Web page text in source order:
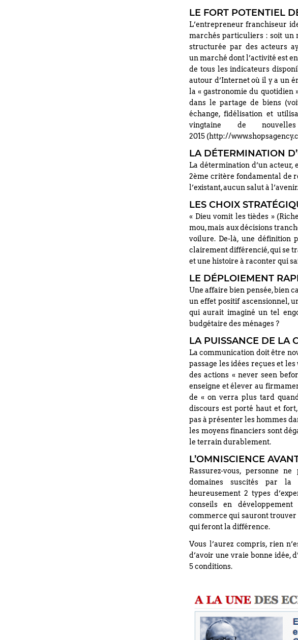
LE FORT POTENTIEL
L’entrepreneur franchiseur
marchés particuliers : soit un
structurée par des acteurs
un marché dont l’activité est
de tous les indicateurs
autour d’Internet où il y a un
la « gastronomie du quotidien
dans le partage de biens
échange, fidélisation et
vingtaine de
2015 (http://
LA DÉTERMINATION
La détermination d’un acteur,
2ème critère fondamental de
l’existant, aucun salut à l’avenir.
LES CHOIX
« Dieu vomit les tièdes »
mou, mais aux décisions
voilure. De-là, une définition
clairement différencié, qui se
et une histoire à raconter qui
LE DÉPLOIEMENT
Une affaire bien pensée, bien
un effet positif ascensionnel,
qui aurait imaginé un tel
budgétaire des ménages ?
LA PUISSANCE DE LA
La communication doit être
passage les idées reçues et
des actions « never seen
enseigne et élever au
de « on verra plus tard
discours est porté haut et fort,
pas à présenter les hommes
les moyens financiers sont
le terrain durablement.
L’OMNISCIENCE
Rassurez-vous, personne
domaines suscités par la
heureusement 2 types
conseils en
commerce qui sauront trouver
qui feront la différence.
Vous l’aurez compris, rien
d’avoir une vraie bonne idée,
5 conditions.